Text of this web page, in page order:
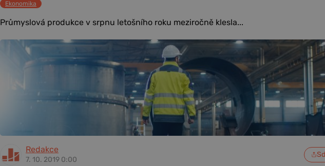
Ekonomika
Průmyslová produkce v srpnu letošního roku meziročně klesla...
Redakce
7. 10. 2019 0:00